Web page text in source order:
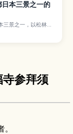
本三景之一的
景之一，以松林覆
色闻名。本文将为
海鲜美食，以及从
参拜须